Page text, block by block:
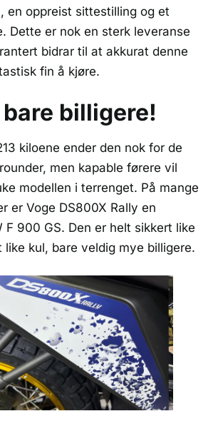
en oppreist sittestilling og et
Dette er nok en sterk leveranse
bidrar til at akkurat denne
fin å kjøre.
billigere!
kiloene ender den nok for de
men kapable førere vil
modellen i terrenget. På mange
er Voge DS800X Rally en
F 900 GS. Den er helt sikkert like
like kul, bare veldig mye billigere.